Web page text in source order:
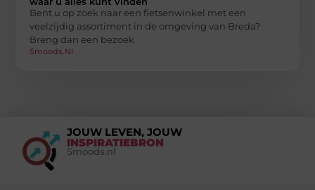
Bent u op zoek naar een fietsenwinkel met een
veelzijdig assortiment in de omgeving van Breda?
Breng dan een bezoek
Smoods.nl
JOUW LEVEN, JOUW
INSPIRATIEBRON
Smoods.nl